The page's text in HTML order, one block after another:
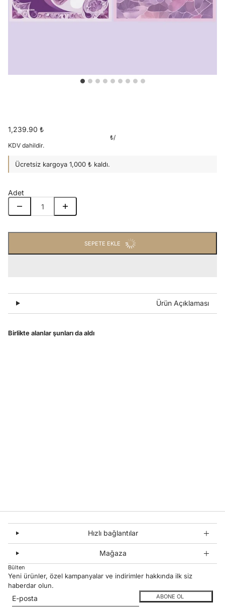
1,239.90 ₺
₺/
KDV dahildir.
Ücretsiz kargoya 1,000 ₺ kaldı.
Adet
SEPETE EKLE
Ürün Açıklaması
Birlikte alanlar şunları da aldı
Hızlı bağlantılar
Mağaza
Bülten
Yeni ürünler, özel kampanyalar ve indirimler hakkında ilk siz
haberdar olun.
E-posta ABONE OL
Bu site hCaptcha ile korunuyor. Ayrıca bu site için hCaptchaGizlilik Politikası